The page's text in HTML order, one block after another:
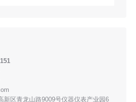
新区青龙山路9009号仪器仪表产业园6